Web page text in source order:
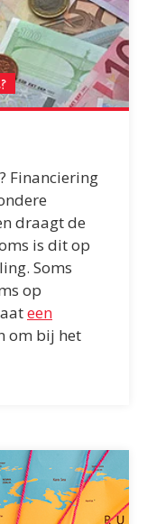
Financiering
draagt de
is dit op
Soms
op
een
om bij het